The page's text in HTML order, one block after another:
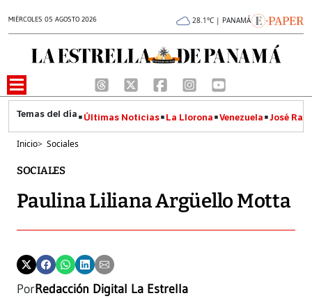
MIÉRCOLES 05 AGOSTO 2026 28.1°C | PANAMÁ
Últimas Noticias La Llorona Venezuela José
Inicio> Sociales
SOCIALES
Paulina Liliana Argüello Motta
PorRedacción Digital La Estrella